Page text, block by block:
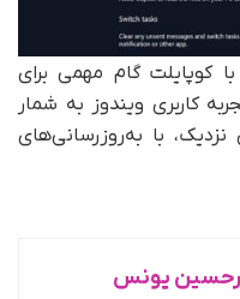
کوپایلت گام مهمی برای
کاربری ویندوز به شمار
با به‌روزرسانی‌های
یونس